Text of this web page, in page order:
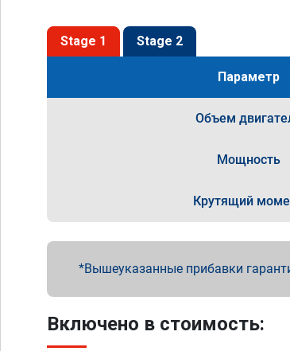
Stage 1 Stage 2
Параметр
Объем
Мощность
Крутящий
Вышеуказанные прибавки
Включено в стоимость: